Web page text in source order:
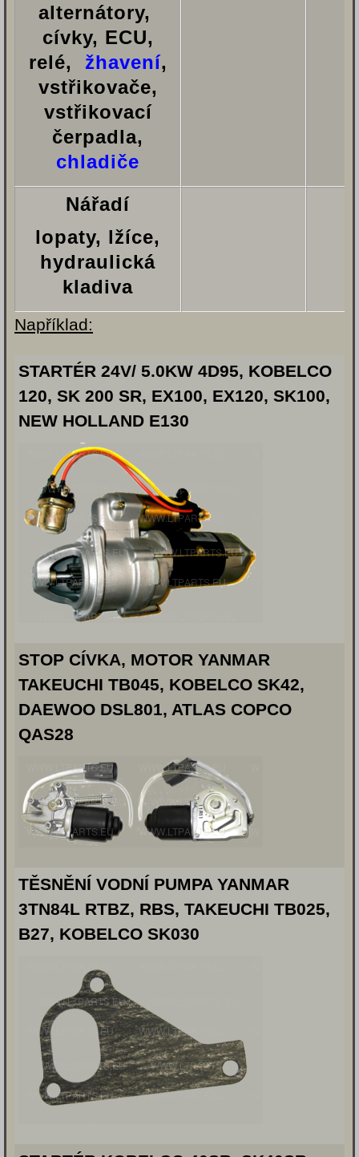
alternátory,
cívky, ECU,
relé, žhavení,
vstřikovače,
vstřikovací
čerpadla,
chladiče
Nářadí
lopaty, lžíce,
hydraulická
kladiva
Například:
STARTÉR 24V/ 5.0KW 4D95, KOBELCO
120, SK 200 SR, EX100, EX120, SK100,
NEW HOLLAND E130
STOP CÍVKA, MOTOR YANMAR
TAKEUCHI TB045, KOBELCO SK42,
DAEWOO DSL801, ATLAS COPCO
QAS28
TĚSNĚNÍ VODNÍ PUMPA YANMAR
3TN84L RTBZ, RBS, TAKEUCHI TB025,
B27, KOBELCO SK030